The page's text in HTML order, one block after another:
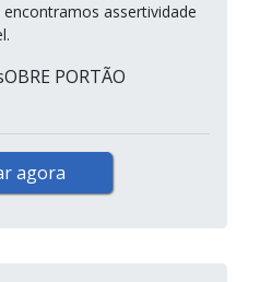
assertividade
PORTÃO
agora